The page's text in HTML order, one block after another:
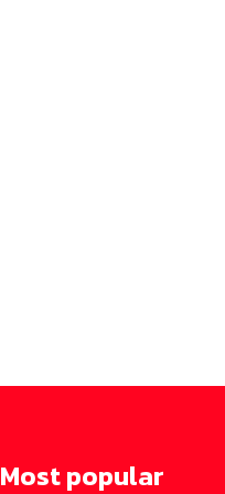
Most popular